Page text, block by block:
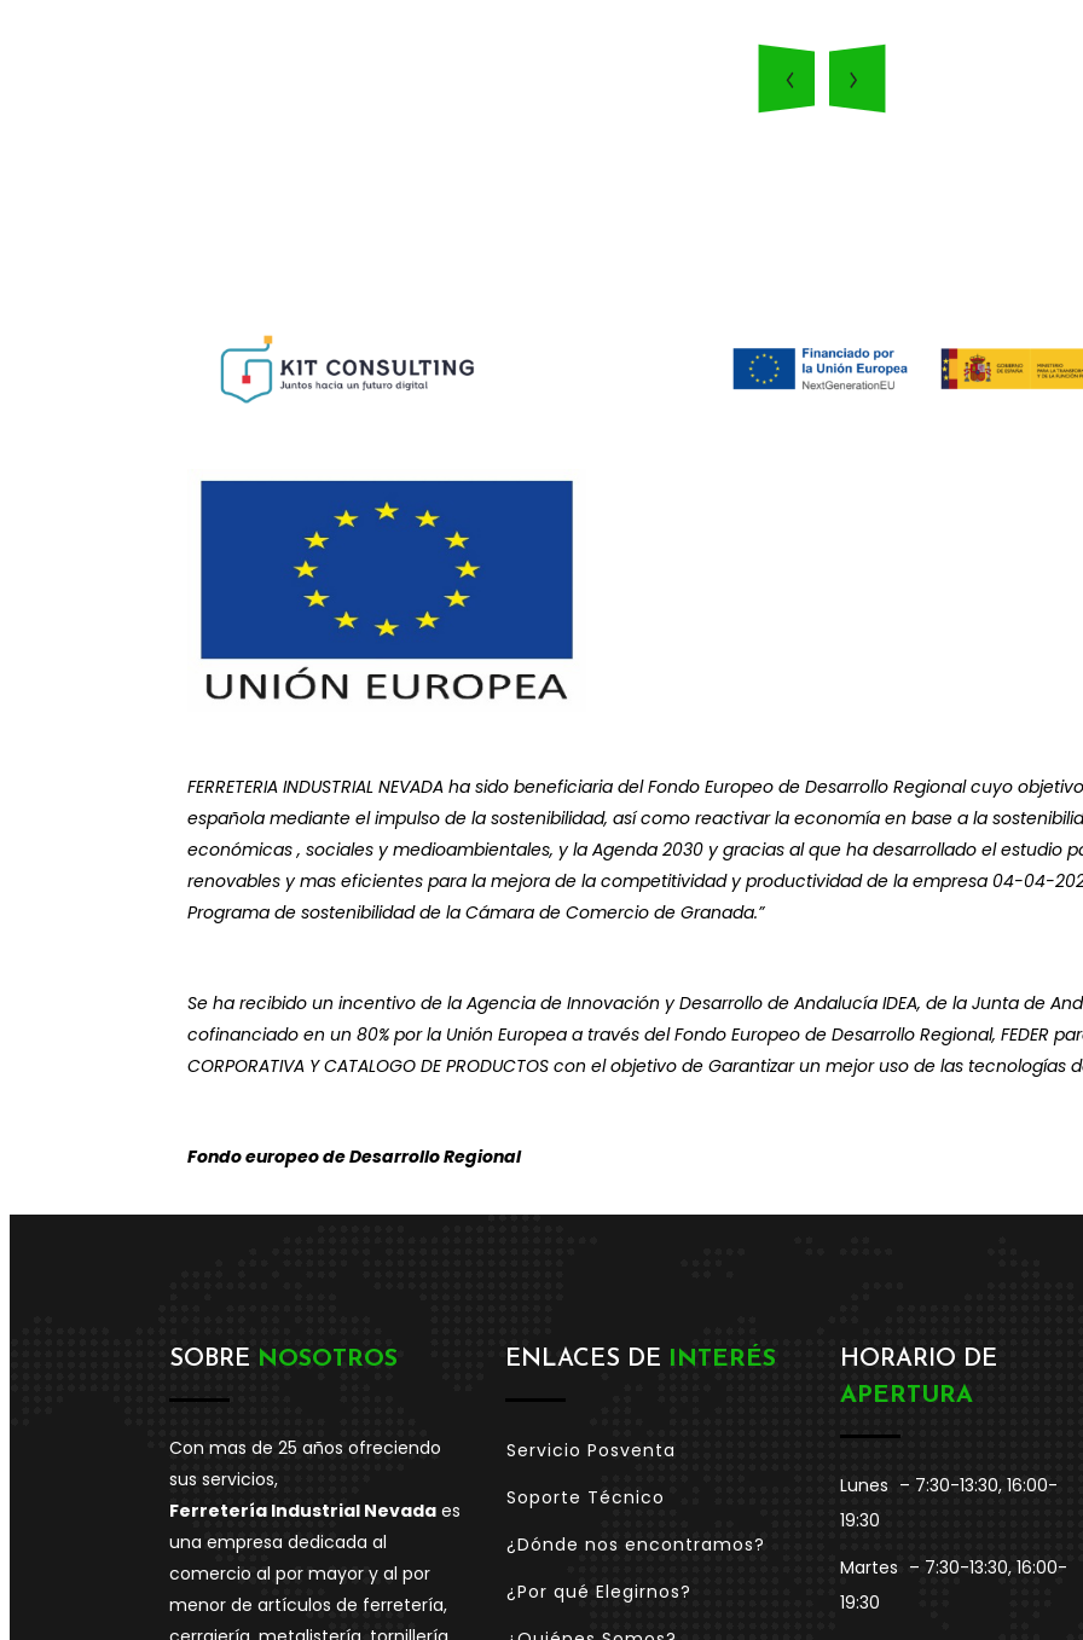
FERRETERIA INDUSTRIAL NEVADA ha sido beneficiaria del Fondo Europeo de Desarrollo Regional cuyo
española mediante el impulso de la sostenibilidad, así como reactivar la economía en base a la
económicas , sociales y medioambientales, y la Agenda 2030 y gracias al que ha desarrollado el estudio
renovables y mas eficientes para la mejora de la competitividad y productividad de la empresa 04-04-
Programa de sostenibilidad de la Cámara de Comercio de Granada.”
Se ha recibido un incentivo de la Agencia de Innovación y Desarrollo de Andalucía IDEA, de la Junta de
cofinanciado en un 80% por la Unión Europea a través del Fondo Europeo de Desarrollo Regional, FEDER
CORPORATIVA Y CATALOGO DE PRODUCTOS con el objetivo de Garantizar un mejor uso de las
Fondo europeo de Desarrollo Regional
SOBRE NOSOTROS
Con mas de 25 años ofreciendo
sus servicios,
Ferretería Industrial Nevada es
una empresa dedicada al
comercio al por mayor y al por
menor de artículos de ferretería,
ENLACES DE INTERÉS
Servicio Posventa
Soporte Técnico
¿Dónde nos encontramos?
¿Por qué Elegirnos?
HORARIO DE
APERTURA
Lunes – 7:30-13:30, 16:00-
19:30
Martes – 7:30-13:30, 16:00-
19:30